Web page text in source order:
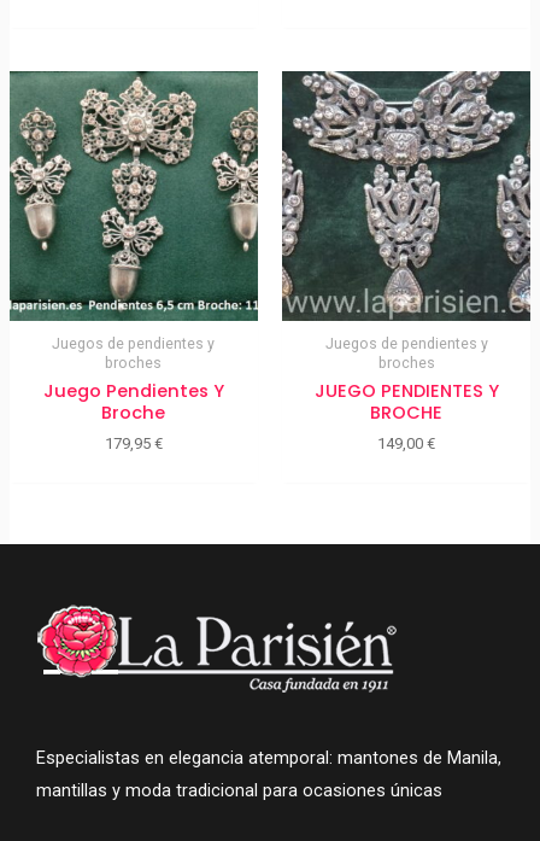
Juegos de pendientes y
broches
Juego Pendientes Y
Broche
179,95 €
Juegos de pendientes y
broches
JUEGO PENDIENTES Y
BROCHE
149,00€
Especialistas en elegancia atemporal: mantones de Manila,
mantillas y moda tradicional para ocasiones únicas